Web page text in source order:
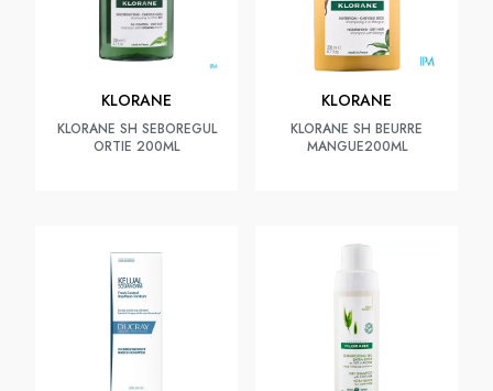
KLORANE
KLORANE SH SEBOREGUL
ORTIE 200ML
KLORANE
KLORANE SH BEURRE
MANGUE200ML